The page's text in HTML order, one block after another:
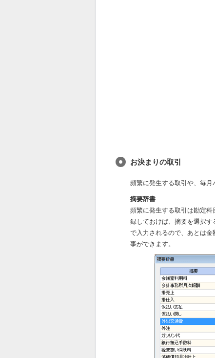
お決まりの取引
頻繁に発生する取引や、毎月
摘要辞書
頻繁に発生する取引は勘定
録しておけば、摘要を選択
で入力されるので、あとは
事ができます。